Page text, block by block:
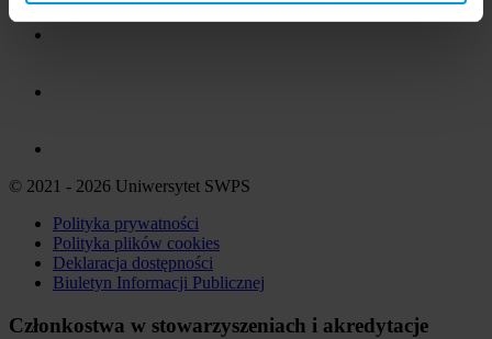
© 2021 - 2026 Uniwersytet SWPS
Polityka prywatności
Polityka plików cookies
Deklaracja dostępności
Biuletyn Informacji Publicznej
Członkostwa w stowarzyszeniach i akredytacje